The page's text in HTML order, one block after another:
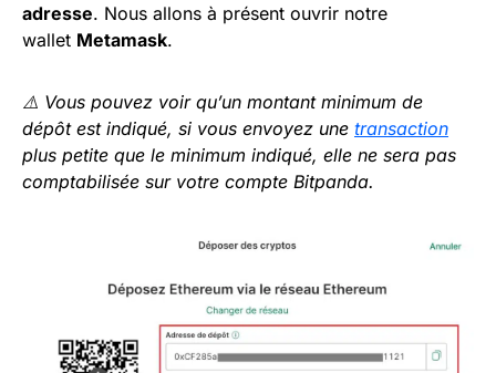
adresse. Nous allons à présent ouvrir notre
wallet Metamask.
⚠️ Vous pouvez voir qu’un montant minimum de
dépôt est indiqué, si vous envoyez une transaction
plus petite que le minimum indiqué, elle ne sera pas
comptabilisée sur votre compte Bitpanda.